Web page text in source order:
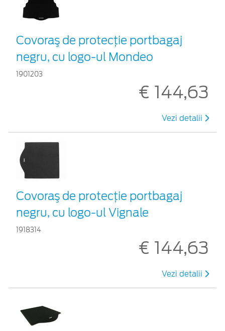
Covoraş de protecţie portbagaj
negru, cu logo-ul Mondeo
1901203
€ 144,63
Vezi detalii
Covoraş de protecţie portbagaj
negru, cu logo-ul Vignale
1918314
€ 144,63
Vezi detalii